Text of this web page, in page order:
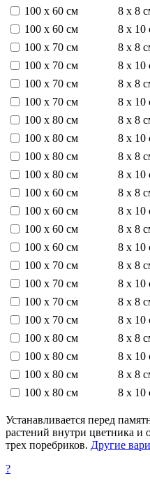
100 х 60 см
8 х 8
100 х 60 см
8 х 10
100 х 70 см
8 х 8
100 х 70 см
8 х 10
100 х 70 см
8 х 8
100 х 70 см
8 х 10
100 х 80 см
8 х 8
100 х 80 см
8 х 10
100 х 80 см
8 х 8
100 х 80 см
8 х 10
100 х 60 см
8 х 8
100 х 60 см
8 х 10
100 х 60 см
8 х 8
100 х 60 см
8 х 10
100 х 70 см
8 х 8
100 х 70 см
8 х 10
100 х 70 см
8 х 8
100 х 70 см
8 х 10
100 х 80 см
8 х 8
100 х 80 см
8 х 10
100 х 80 см
8 х 8
100 х 80 см
8 х 10
Устанавливается перед
растений внутри цветника и
трех поребриков. Другие
?